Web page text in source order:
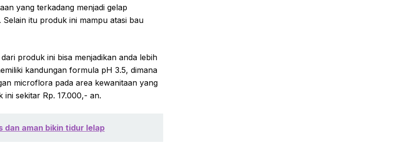
yang terkadang menjadi gelap
itu produk ini mampu atasi bau
produk ini bisa menjadikan anda lebih
kandungan formula pH 3.5, dimana
microflora pada area kewanitaan yang
sekitar Rp. 17.000,- an.
aman bikin tidur lelap